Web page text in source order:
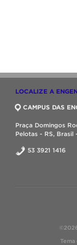
LOCALIZE A
CAMPUS DAS
Praça Domingos
Pelotas - RS,
53 3921 1416